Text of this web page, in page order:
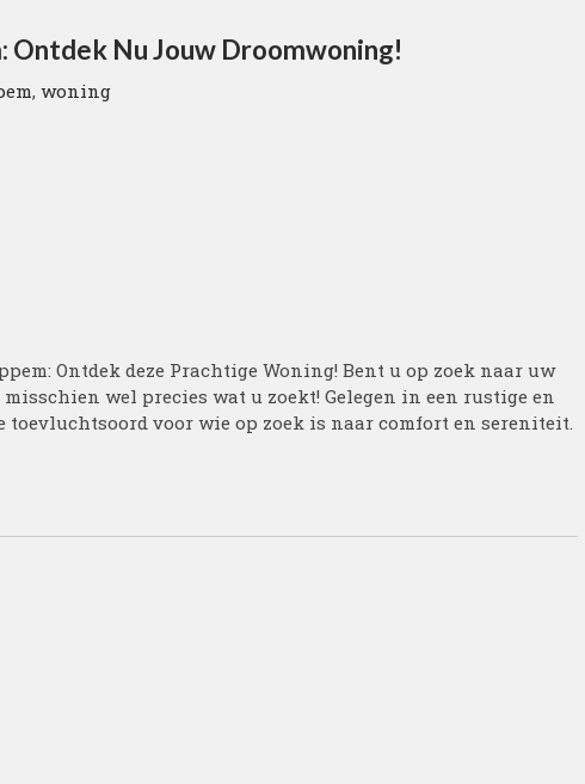
Ontdek Nu Jouw Droomwoning!
, woning
Ontdek deze Prachtige Woning! Bent u op zoek naar uw
wel precies wat u zoekt! Gelegen in een rustige en
voor wie op zoek is naar comfort en sereniteit.